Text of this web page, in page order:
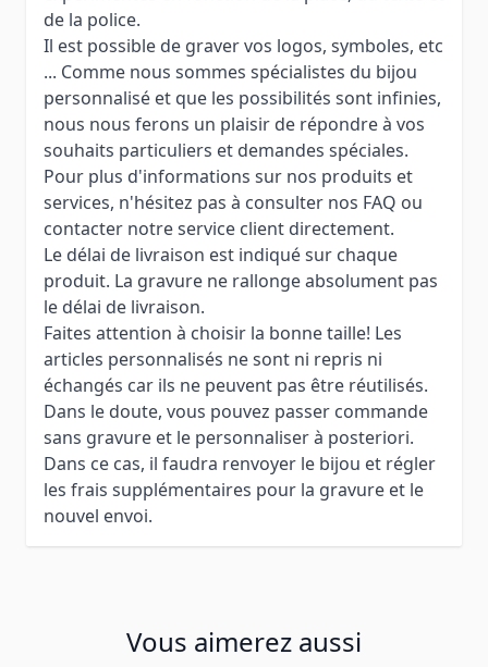
de la police.
Il est possible de graver vos logos, symboles, etc
... Comme nous sommes spécialistes du bijou
personnalisé et que les possibilités sont infinies,
nous nous ferons un plaisir de répondre à vos
souhaits particuliers et demandes spéciales.
Pour plus d'informations sur nos produits et
services, n'hésitez pas à consulter nos FAQ ou
contacter notre service client directement.
Le délai de livraison est indiqué sur chaque
produit. La gravure ne rallonge absolument pas
le délai de livraison.
Faites attention à choisir la bonne taille! Les
articles personnalisés ne sont ni repris ni
échangés car ils ne peuvent pas être réutilisés.
Dans le doute, vous pouvez passer commande
sans gravure et le personnaliser à posteriori.
Dans ce cas, il faudra renvoyer le bijou et régler
les frais supplémentaires pour la gravure et le
nouvel envoi.
Vous aimerez aussi